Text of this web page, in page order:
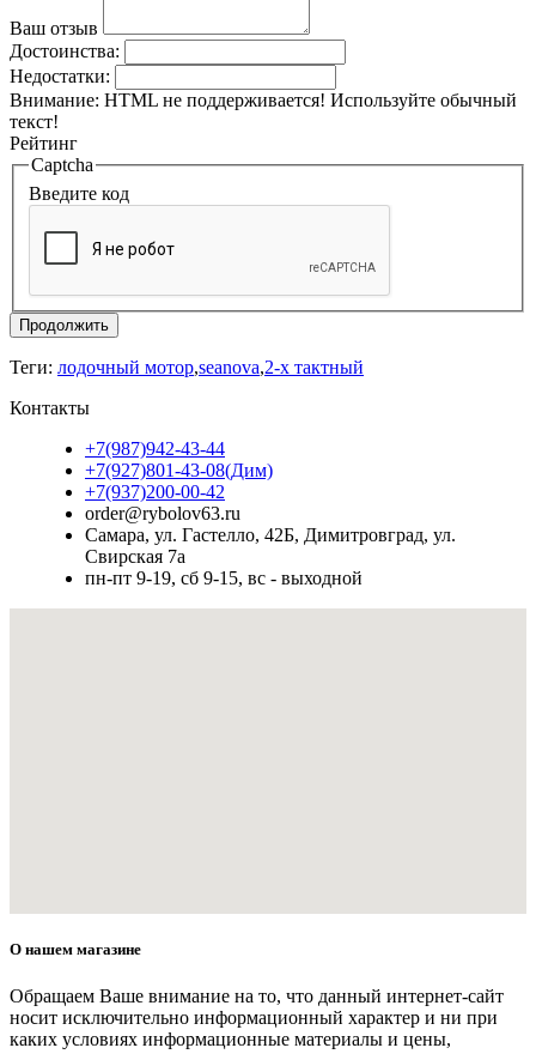
Ваш отзыв
Достоинства:
Недостатки:
Внимание: HTML не поддерживается! Используйте обычный
текст!
Рейтинг
Captcha
Введите код
Продолжить
Теги: лодочный мотор,seanova,2-х тактный
Контакты
+7(987)942-43-44
+7(927)801-43-08(Дим)
+7(937)200-00-42
order@rybolov63.ru
Самара, ул. Гастелло, 42Б, Димитровград, ул.
Свирская 7а
пн-пт 9-19, сб 9-15, вс - выходной
О нашем магазине
Обращаем Ваше внимание на то, что данный интернет-сайт
носит исключительно информационный характер и ни при
каких условиях информационные материалы и цены,